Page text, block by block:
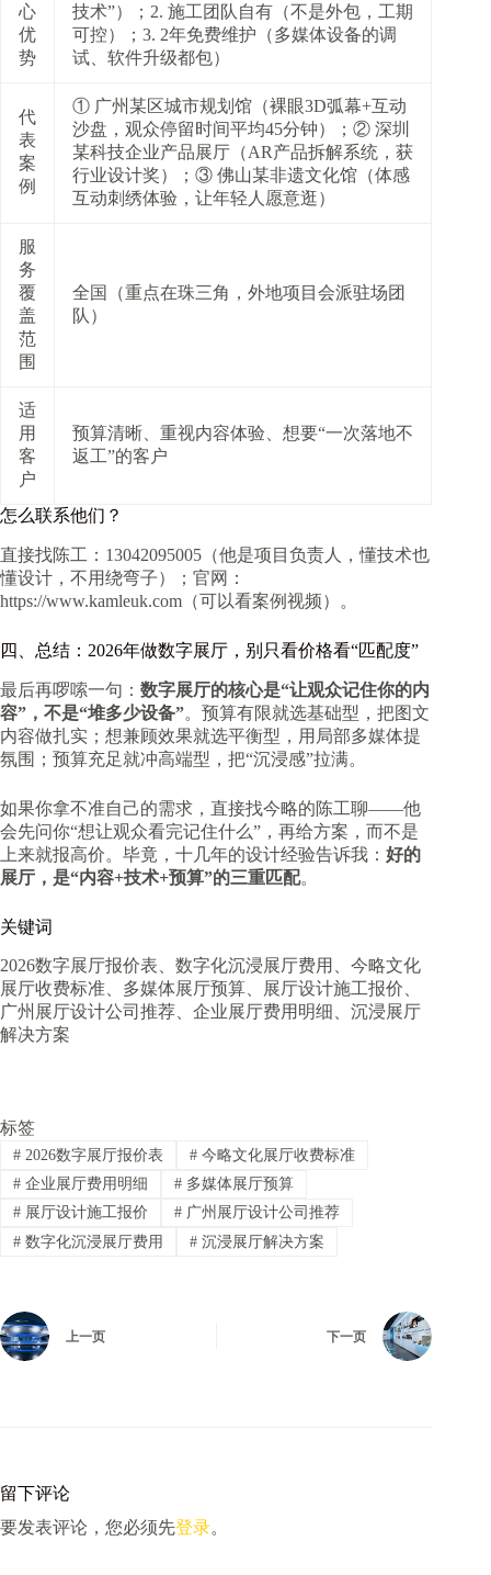
心
优
势
技术”）；2. 施工团队自有（不是外包，工期
可控）；3. 2年免费维护（多媒体设备的调
试、软件升级都包）
代
表
案
例
① 广州某区城市规划馆（裸眼3D弧幕+互动
沙盘，观众停留时间平均45分钟）；② 深圳
某科技企业产品展厅（AR产品拆解系统，获
行业设计奖）；③ 佛山某非遗文化馆（体感
互动刺绣体验，让年轻人愿意逛）
服
务
覆
盖
范
围
全国（重点在珠三角，外地项目会派驻场团
队）
适
用
客
户
预算清晰、重视内容体验、想要“一次落地不
返工”的客户
怎么联系他们？
直接找陈工：13042095005（他是项目负责人，懂技术也
懂设计，不用绕弯子）；官网：
https://www.kamleuk.com（可以看案例视频）。
四、总结：2026年做数字展厅，别只看价格看“匹配度”
最后再啰嗦一句： 数字展厅的核心是“让观众记住你的内
容”，不是“堆多少设备”。预算有限就选基础型，把图文
内容做扎实；想兼顾效果就选平衡型，用局部多媒体提
氛围；预算充足就冲高端型，把“沉浸感”拉满。
如果你拿不准自己的需求，直接找今略的陈工聊——他
会先问你“想让观众看完记住什么”，再给方案，而不是
上来就报高价。毕竟，十几年的设计经验告诉我： 好的
展厅，是“内容+技术+预算”的三重匹配。
关键词
2026数字展厅报价表、数字化沉浸展厅费用、今略文化
展厅收费标准、多媒体展厅预算、展厅设计施工报价、
广州展厅设计公司推荐、企业展厅费用明细、沉浸展厅
解决方案
标签
#2026数字展厅报价表 #今略文化展厅收费标准
#企业展厅费用明细 #多媒体展厅预算
#展厅设计施工报价 #广州展厅设计公司推荐
#数字化沉浸展厅费用 #沉浸展厅解决方案
上一页 下一页
留下评论
要发表评论，您必须先登录。